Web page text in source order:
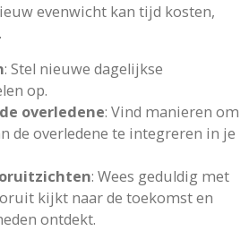
evenwicht kan tijd kosten,
: Stel nieuwe dagelijkse
op.
overledene: Vind manieren om
de overledene te integreren in je
: Wees geduldig met
kijkt naar de toekomst en
ontdekt.